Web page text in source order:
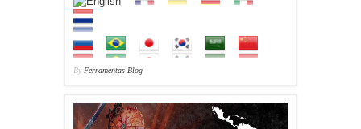
By Ferramentas Blog